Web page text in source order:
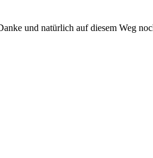
und natürlich auf diesem Weg